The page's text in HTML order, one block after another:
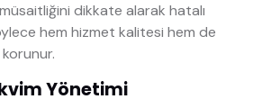
dikkate alarak hatalı
hem hizmet kalitesi hem de
Yönetimi